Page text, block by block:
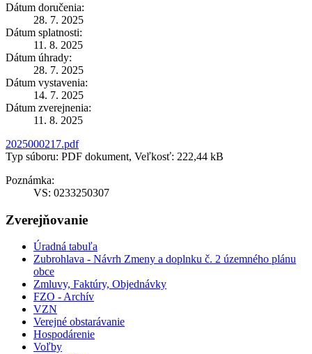
Dátum doručenia:
28. 7. 2025
Dátum splatnosti:
11. 8. 2025
Dátum úhrady:
28. 7. 2025
Dátum vystavenia:
14. 7. 2025
Dátum zverejnenia:
11. 8. 2025
2025000217.pdf
Typ súboru: PDF dokument, Veľkosť: 222,44 kB
Poznámka:
VS: 0233250307
Zverejňovanie
Úradná tabuľa
Zubrohlava - Návrh Zmeny a doplnku č. 2 územného plánu
obce
Zmluvy, Faktúry, Objednávky
FZO - Archív
VZN
Verejné obstarávanie
Hospodárenie
Voľby